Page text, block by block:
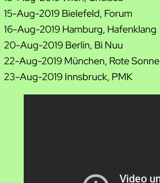
15-Aug-2019 Bielefeld, Forum
16-Aug-2019 Hamburg, Hafenklang
20-Aug-2019 Berlin, Bi Nuu
22-Aug-2019 München, Rote Sonne
23-Aug-2019 Innsbruck, PMK